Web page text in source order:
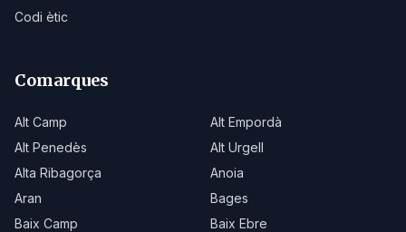
Codi ètic
Comarques
Alt Camp
Alt Empordà
Alt Penedès
Alt Urgell
Alta Ribagorça
Anoia
Aran
Bages
Baix Camp
Baix Ebre